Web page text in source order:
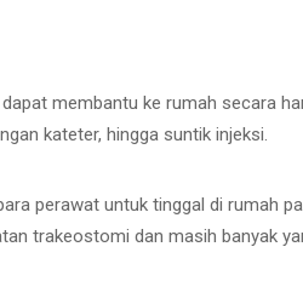
membantu ke rumah secara
kateter, hingga suntik injeksi.
perawat untuk tinggal di rumah
trakeostomi dan masih banyak